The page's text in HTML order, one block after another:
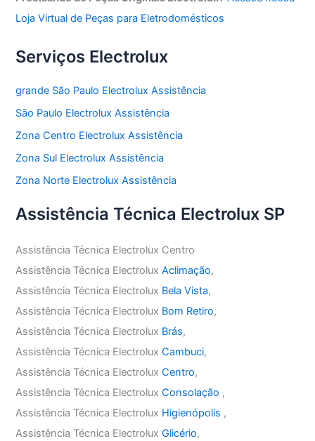
Loja Virtual de Peças para Eletrodomésticos
Serviços Electrolux
grande São Paulo Electrolux Assistência
São Paulo Electrolux Assistência
Zona Centro Electrolux Assistência
Zona Sul Electrolux Assistência
Zona Norte Electrolux Assistência
Assistência Técnica Electrolux SP
Assistência Técnica Electrolux Centro
Assistência Técnica ElectroluxAclimação,
Assistência Técnica Electrolux Bela Vista,
Assistência Técnica Electrolux Bom Retiro,
Assistência Técnica Electrolux Brás,
Assistência Técnica ElectroluxCambuci,
Assistência Técnica ElectroluxCentro,
Assistência Técnica ElectroluxConsolação ,
Assistência Técnica Electrolux Higienópolis ,
Assistência Técnica ElectroluxGlicério,